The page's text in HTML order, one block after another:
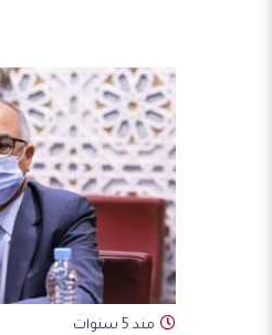
مند 5 سنوات